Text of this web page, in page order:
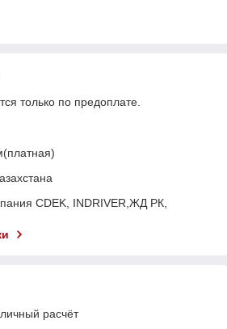
только по предоплате.
CDEK, INDRIVER,ЖД РК,
расчёт